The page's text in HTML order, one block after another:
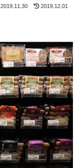
2019.11.30 2019.12.01